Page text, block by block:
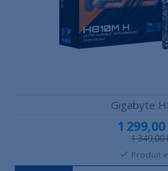
Gigabyte
1
1 349,00
Produit